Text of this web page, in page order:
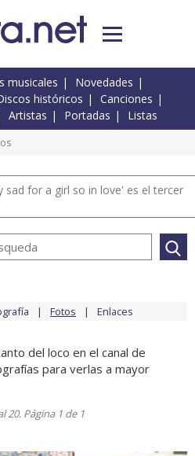
musicales
Novedades
históricos
Canciones
Artistas Portadas Listas
sad for a girl so in love' es el tercer
Fotos Enlaces
del loco en el canal de
para verlas a mayor
20. Página 1 de 1